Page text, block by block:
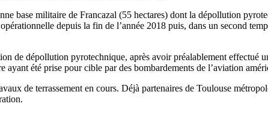
base militaire de Francazal (55 hectares) dont la dépollution
depuis la fin de l’année 2018 puis, dans un second
de dépollution pyrotechnique, après avoir préalablement
ayant été prise pour cible par des bombardements de l’aviation
de terrassement en cours. Déjà partenaires de Toulouse